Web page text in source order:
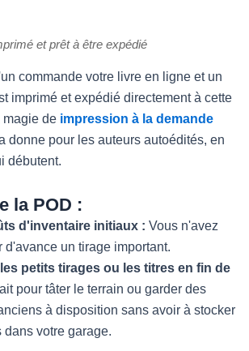
et prêt à être expédié
commande votre livre en ligne et un
imprimé et expédié directement à cette
magie de impression à la demande
donne pour les auteurs autoédités, en
débutent.
la POD :
d'inventaire initiaux : Vous n'avez
d'avance un tirage important.
petits tirages ou les titres en fin de
pour tâter le terrain ou garder des
à disposition sans avoir à stocker
dans votre garage.